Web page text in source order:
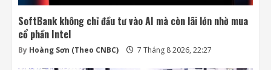
SoftBank không chỉ đầu tư vào AI mà còn lãi lớn nhờ mua
cổ phần Intel
By Hoàng Sơn (Theo CNBC) 7 Tháng 8 2026, 22:27